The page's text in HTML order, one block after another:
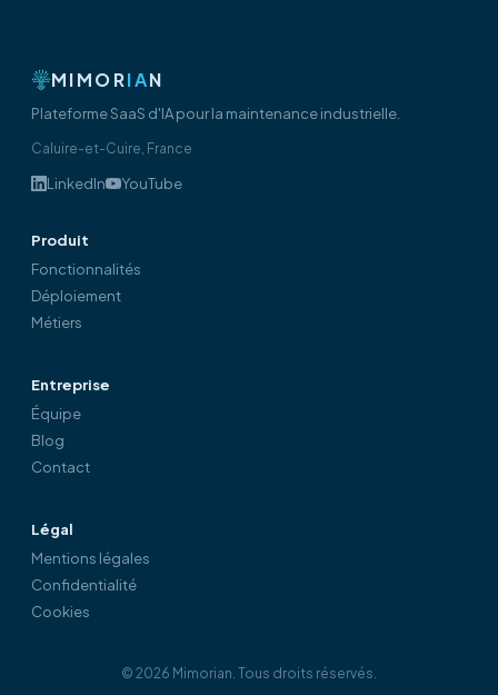
MIMORIAN
Plateforme SaaS d'IA pour la maintenance industrielle.
Caluire-et-Cuire, France
LinkedIn YouTube
Produit
Fonctionnalités
Déploiement
Métiers
Entreprise
Équipe
Blog
Contact
Légal
Mentions légales
Confidentialité
Cookies
© 2026 Mimorian. Tous droits réservés.